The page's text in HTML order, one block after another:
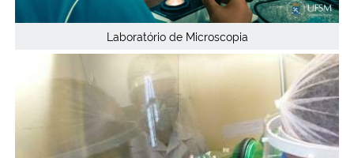
Laboratório de Microscopia